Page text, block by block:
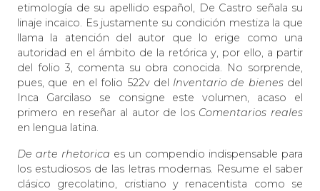
etimología de su apellido español, De Castro señala su
linaje incaico. Es justamente su condición mestiza la que
llama la atención del autor que lo erige como una
autoridad en el ámbito de la retórica y, por ello, a partir
del folio 3, comenta su obra conocida. No sorprende,
pues, que en el folio 522v del Inventario de bienesdel
Inca Garcilaso se consigne este volumen, acaso el
primero en reseñar al autor de los Comentarios reales
en lengua latina.
De arte rhetorica es un compendio indispensable para
los estudiosos de las letras modernas. Resume el saber
clásico grecolatino, cristiano y renacentista como se